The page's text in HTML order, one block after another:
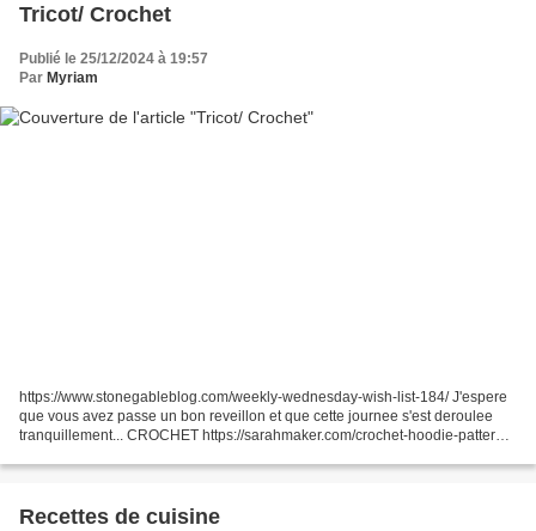
Tricot/ Crochet
Publié le 25/12/2024 à 19:57
Par Myriam
https://www.stonegableblog.com/weekly-wednesday-wish-list-184/ J'espere
que vous avez passe un bon reveillon et que cette journee s'est deroulee
tranquillement... CROCHET https://sarahmaker.com/crochet-hoodie-patterns/
Recettes de cuisine